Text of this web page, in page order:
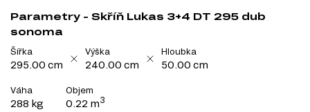
Parametry - Skříň Lukas 3+4 DT 295 dub
sonoma
Šířka
295.00 cm
Výška
240.00 cm
Hloubka
50.00 cm
Váha
288 kg
Objem
0.22 m3